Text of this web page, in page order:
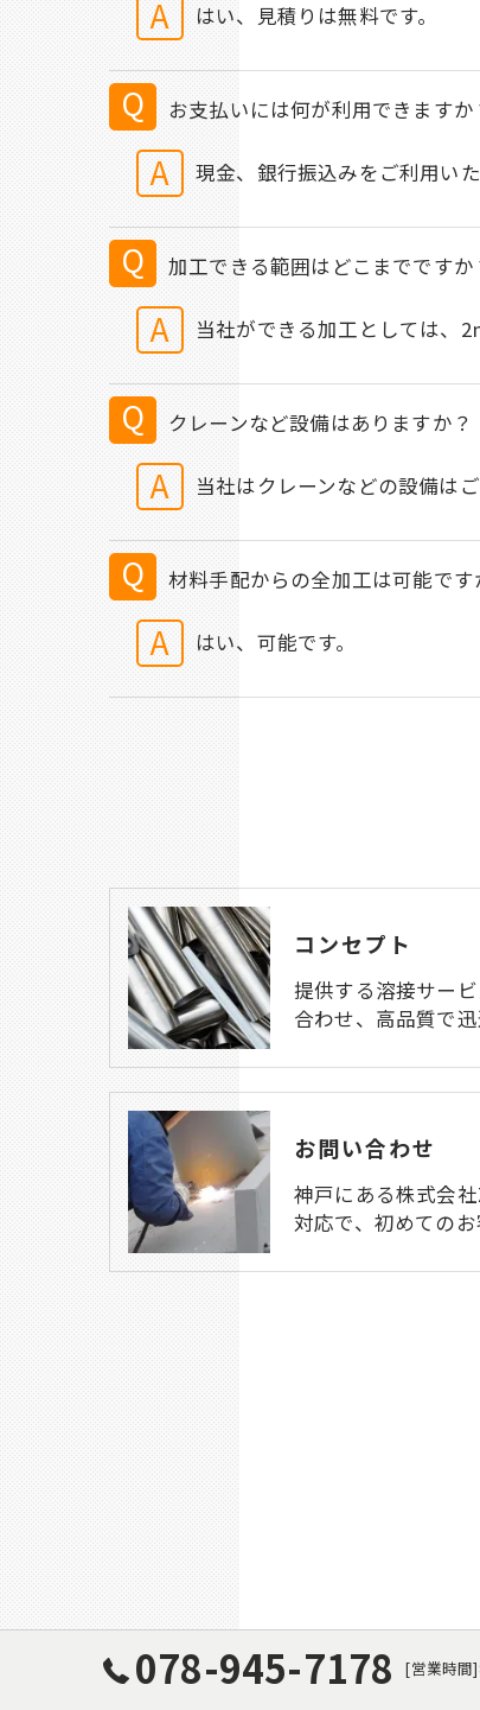
はい、見積りは無料です。
お支払いには何が利用できますか
現金、銀行振込みをご利用いた
加工できる範囲はどこまでですか
当社ができる加工としては、
クレーンなど設備はありますか？
当社はクレーンなどの設備はご
材料手配からの全加工は可能です
はい、可能です。
コンセプト
提供する溶接サー
合わせ、高品質で
お問い合わせ
神戸にある株式会
対応で、初めての
078-945-7178 [営業時間